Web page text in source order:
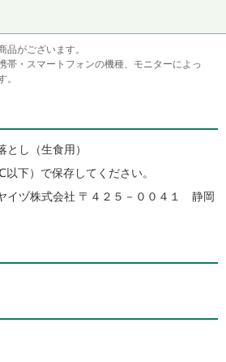
がございます。
帯・スマートフォンの機種、モニターによっ
。
とし（生食用）
下）で保存してください。
イヅ株式会社 〒４２５－００４１ 静岡